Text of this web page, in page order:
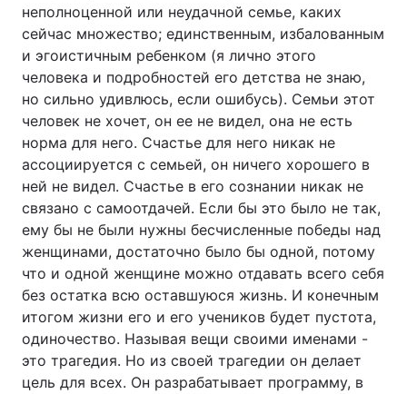
неполноценной или неудачной семье, каких
сейчас множество; единственным, избалованным
и эгоистичным ребенком (я лично этого
человека и подробностей его детства не знаю,
но сильно удивлюсь, если ошибусь). Семьи этот
человек не хочет, он ее не видел, она не есть
норма для него. Счастье для него никак не
ассоциируется с семьей, он ничего хорошего в
ней не видел. Счастье в его сознании никак не
связано с самоотдачей. Если бы это было не так,
ему бы не были нужны бесчисленные победы над
женщинами, достаточно было бы одной, потому
что и одной женщине можно отдавать всего себя
без остатка всю оставшуюся жизнь. И конечным
итогом жизни его и его учеников будет пустота,
одиночество. Называя вещи своими именами -
это трагедия. Но из своей трагедии он делает
цель для всех. Он разрабатывает программу, в